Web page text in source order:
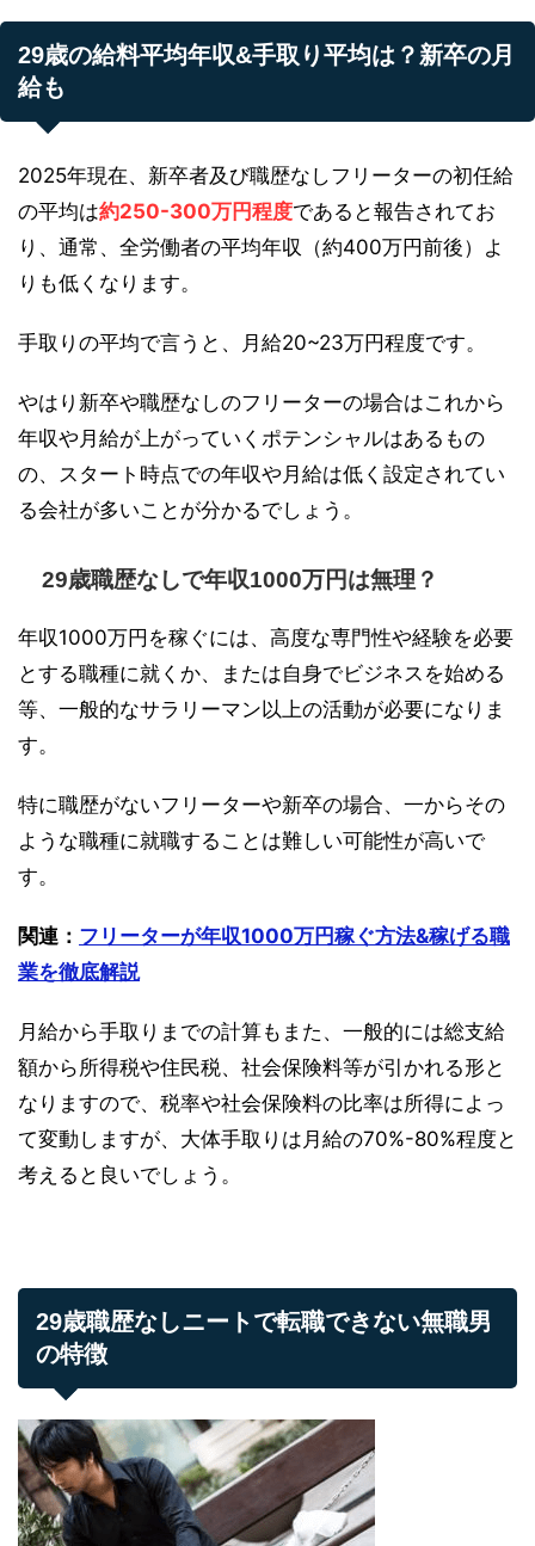
29歳の給料平均年収&手取り平均は？新卒の月
給も
2025年現在、新卒者及び職歴なしフリーターの初任給
の平均は約250-300万円程度であると報告されてお
り、通常、全労働者の平均年収（約400万円前後）よ
りも低くなります。
手取りの平均で言うと、月給20~23万円程度です。
やはり新卒や職歴なしのフリーターの場合はこれから
年収や月給が上がっていくポテンシャルはあるもの
の、スタート時点での年収や月給は低く設定されてい
る会社が多いことが分かるでしょう。
29歳職歴なしで年収1000万円は無理？
年収1000万円を稼ぐには、高度な専門性や経験を必要
とする職種に就くか、または自身でビジネスを始める
等、一般的なサラリーマン以上の活動が必要になりま
す。
特に職歴がないフリーターや新卒の場合、一からその
ような職種に就職することは難しい可能性が高いで
す。
関連： フリーターが年収1000万円稼ぐ方法&稼げる職
業を徹底解説
月給から手取りまでの計算もまた、一般的には総支給
額から所得税や住民税、社会保険料等が引かれる形と
なりますので、税率や社会保険料の比率は所得によっ
て変動しますが、大体手取りは月給の70%-80%程度と
考えると良いでしょう。
29歳職歴なしニートで転職できない無職男
の特徴